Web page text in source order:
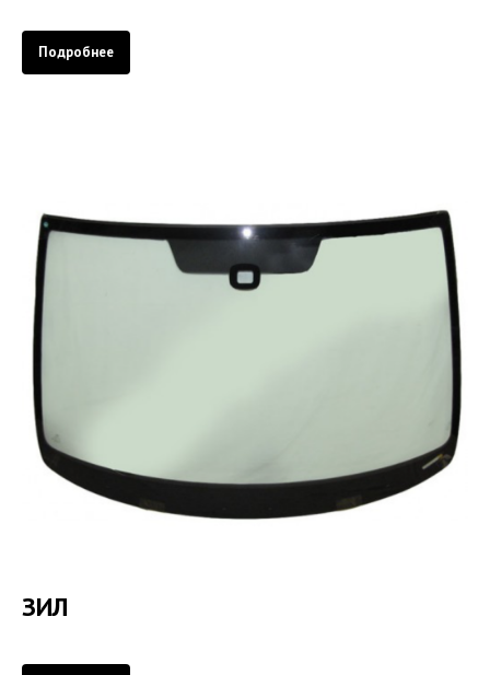
Подробнее
ЗИЛ